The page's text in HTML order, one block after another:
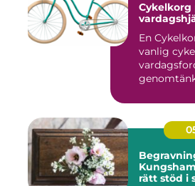
Cykelkorg praktisk
En
vanlig
rätt stöd i